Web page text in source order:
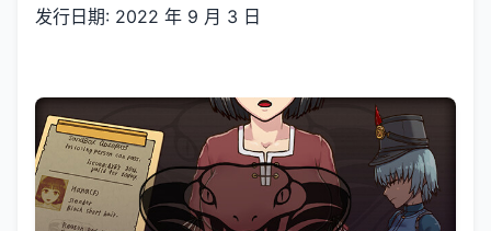
发行日期: 2022 年 9 月 3 日